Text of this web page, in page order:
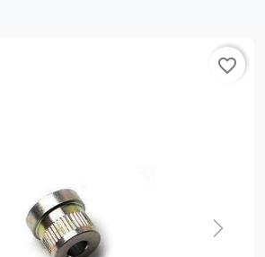
favorite_border
Next